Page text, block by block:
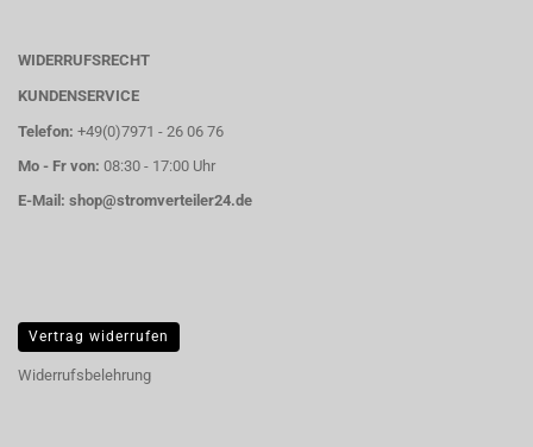
WIDERRUFSRECHT
KUNDENSERVICE
Telefon: +49(0)7971 - 26 06 76
Mo - Fr von: 08:30 - 17:00 Uhr
E-Mail: shop@stromverteiler24.de
Vertrag widerrufen
Widerrufsbelehrung